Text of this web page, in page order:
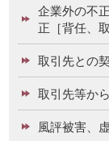
企業外の不
正［背任、
取引先との
取引先等か
風評被害、